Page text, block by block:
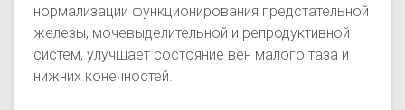
нормализации функционирования предстательной
железы, мочевыделительной и репродуктивной
систем, улучшает состояние вен малого таза и
нижних конечностей.